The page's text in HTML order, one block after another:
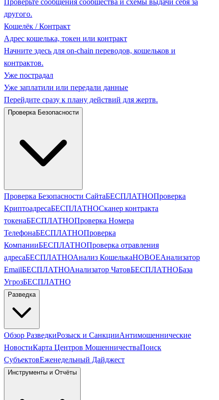
Проверьте сообщения сообщества и схемы выдачи себя за
другого.
Кошелёк / Контракт
Адрес кошелька, токен или контракт
Начните здесь для on-chain переводов, кошельков и
контрактов.
Уже пострадал
Уже заплатили или передали данные
Перейдите сразу к плану действий для жертв.
Проверка Безопасности
Проверка Безопасности СайтаБЕСПЛАТНОПроверка
КриптоадресаБЕСПЛАТНОСканер контракта
токенаБЕСПЛАТНОПроверка Номера
ТелефонаБЕСПЛАТНОПроверка
КомпанииБЕСПЛАТНОПроверка отравления
адресаБЕСПЛАТНОАнализ КошелькаНОВОЕАнализатор
EmailБЕСПЛАТНОАнализатор ЧатовБЕСПЛАТНОБаза
УгрозБЕСПЛАТНО
Разведка
Обзор РазведкиРозыск и СанкцииАнтимошеннические
НовостиКарта Центров МошенничестваПоиск
СубъектовЕженедельный Дайджест
Инструменты и Отчёты